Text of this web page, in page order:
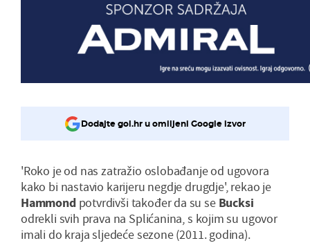
Dodajte gol.hr u omiljeni Google izvor
'Roko je od nas zatražio oslobađanje od ugovora
kako bi nastavio karijeru negdje drugdje', rekao je
Hammondpotvrdivši također da su se Bucksi
odrekli svih prava na Splićanina, s kojim su ugovor
imali do kraja sljedeće sezone (2011. godina).